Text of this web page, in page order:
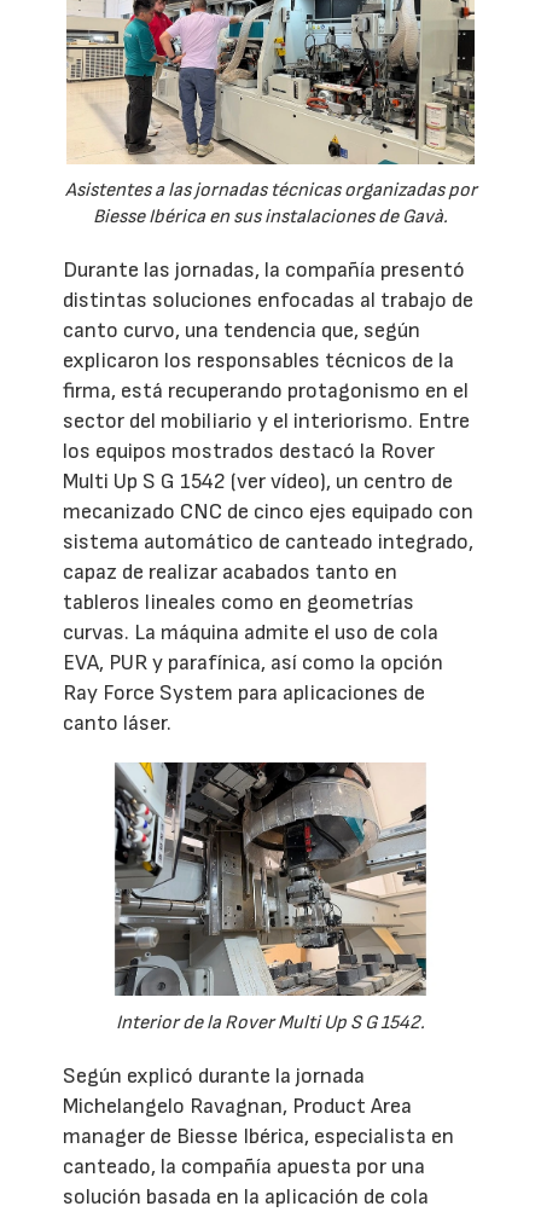
Asistentes a las jornadas técnicas organizadas por
Biesse Ibérica en sus instalaciones de Gavà.
Durante las jornadas, la compañía presentó
distintas soluciones enfocadas al trabajo de
canto curvo, una tendencia que, según
explicaron los responsables técnicos de la
firma, está recuperando protagonismo en el
sector del mobiliario y el interiorismo. Entre
los equipos mostrados destacó la Rover
Multi Up S G 1542 (ver vídeo), un centro de
mecanizado CNC de cinco ejes equipado con
sistema automático de canteado integrado,
capaz de realizar acabados tanto en
tableros lineales como en geometrías
curvas. La máquina admite el uso de cola
EVA, PUR y parafínica, así como la opción
Ray Force System para aplicaciones de
canto láser.
Interior de la Rover Multi Up S G 1542.
Según explicó durante la jornada
Michelangelo Ravagnan, Product Area
manager de Biesse Ibérica, especialista en
canteado, la compañía apuesta por una
solución basada en la aplicación de cola